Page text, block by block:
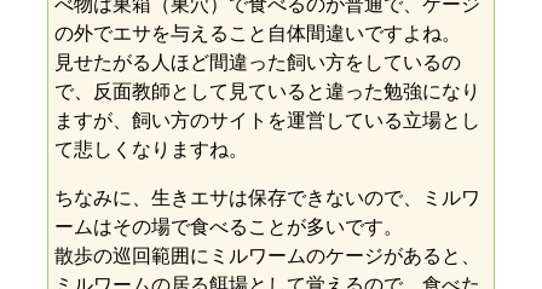
の外でエサを与えること自体間違いですよね。
見せたがる人ほど間違った飼い方をしているの
で、反面教師として見ていると違った勉強になり
ますが、飼い方のサイトを運営している立場とし
て悲しくなりますね。
ちなみに、生きエサは保存できないので、ミルワ
ームはその場で食べることが多いです。
散歩の巡回範囲にミルワームのケージがあると、
ミルワームの居る餌場として覚えるので、食べた